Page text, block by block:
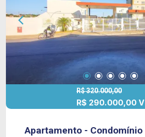
R$ 320.000,00
R$ 290.000,00 V
Apartamento - Condomínio